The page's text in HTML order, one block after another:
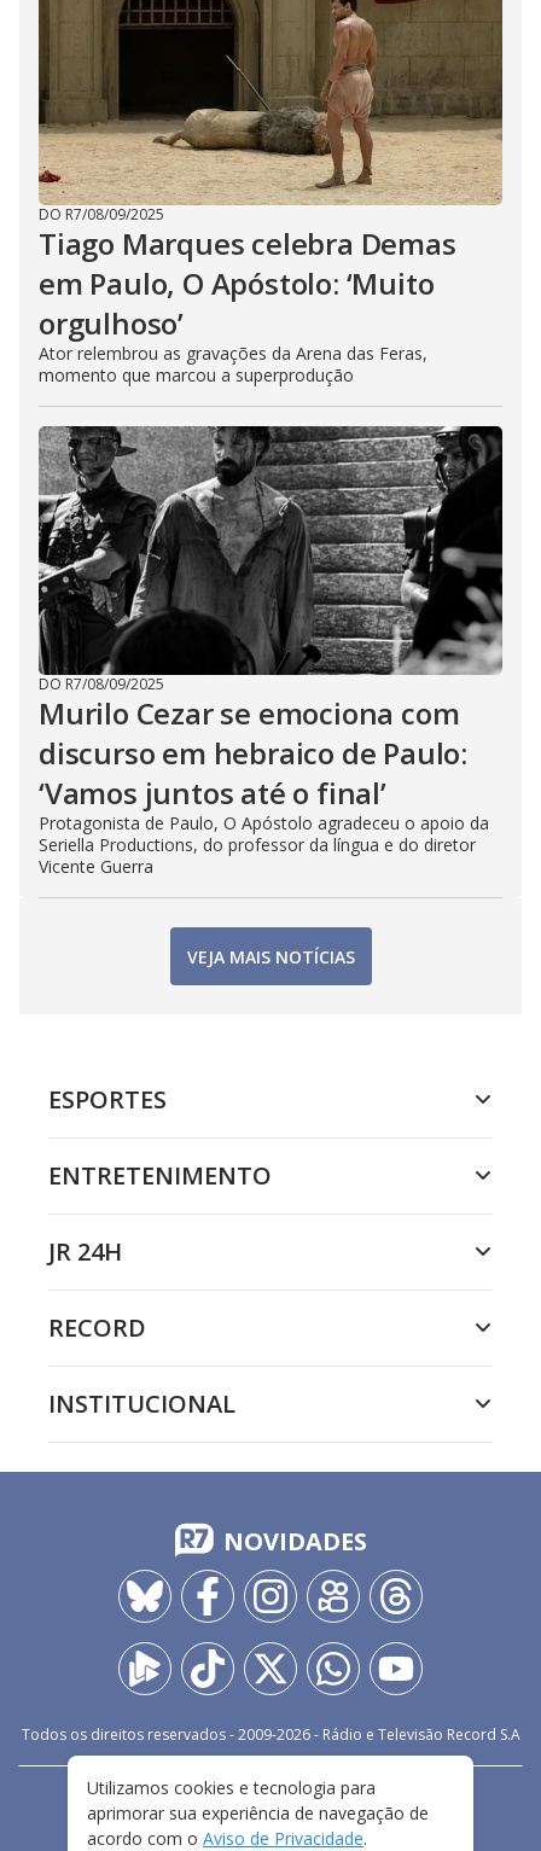
DO R7/08/09/2025
Tiago Marques celebra Demas
em Paulo, O Apóstolo: ‘Muito
orgulhoso’
Ator relembrou as gravações da Arena das Feras,
momento que marcou a superprodução
DO R7/08/09/2025
Murilo Cezar se emociona com
discurso em hebraico de Paulo:
‘Vamos juntos até o final’
Protagonista de Paulo, O Apóstolo agradeceu o apoio da
Seriella Productions, do professor da língua e do diretor
Vicente Guerra
VEJA MAIS NOTÍCIAS
ESPORTES
ENTRETENIMENTO
JR 24H
RECORD
INSTITUCIONAL
NOVIDADES
Todos os direitos reservados - 2009-2026- Rádio e Televisão Record S.A
FALE CONOSCO
PRIVACIDADE
TERMOS E CONDIÇÕES DE USO
Utilizamos cookies e tecnologia para
aprimorar sua experiência de navegação de
acordo com o Aviso de Privacidade.